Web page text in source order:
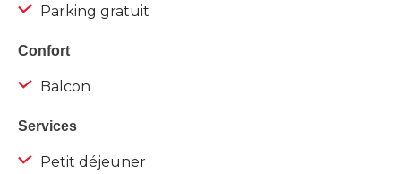
Parking gratuit
Confort
Balcon
Services
Petit déjeuner